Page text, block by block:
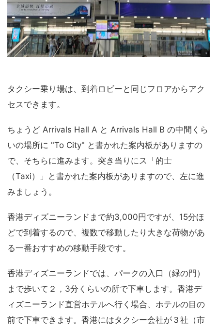
タクシー乗り場は、到着ロビーと同じフロアからアク
セスできます。
ちょうど Arrivals Hall A と Arrivals Hall B の中間くら
いの場所に "To City" と書かれた案内板がありますの
で、そちらに進みます。突き当りにス「的士
（Taxi）」と書かれた案内板がありますので、左に進
みましょう。
香港ディズニーランドまで約3,000円ですが、15分ほ
どで到着するので、複数で移動したり大きな荷物があ
る一番おすすめの移動手段です。
香港ディズニーランドでは、パークの入口（緑の門）
まで歩いて２，3分くらいの所で下車します。香港デ
ィズニーランド直営ホテルへ行く場合、ホテルの目の
前で下車できます。香港にはタクシー会社が３社（市